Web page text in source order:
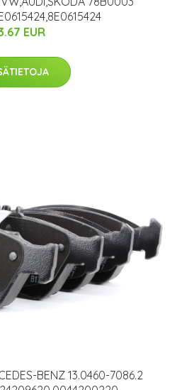
EUR
BENZ 13.0460-7086.2